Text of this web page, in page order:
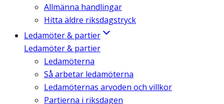
Allmänna handlingar
Hitta äldre riksdagstryck
Ledamöter & partier
Ledamöter & partier
Ledamöterna
Så arbetar ledamöterna
Ledamöternas arvoden och villkor
Partierna i riksdagen